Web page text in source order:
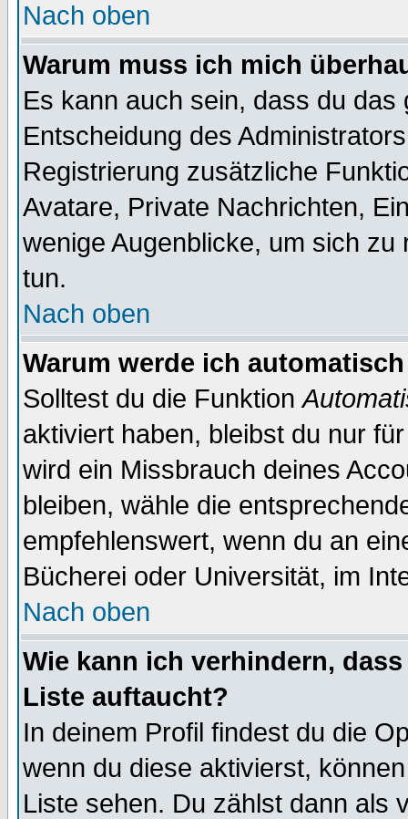
Nach oben
Warum muss ich mich
Es kann auch sein, dass du
Entscheidung des
Registrierung zusätzliche
Avatare, Private Nachrichten,
wenige Augenblicke, um sich
tun.
Nach oben
Warum werde ich
Solltest du die Funktion
aktiviert haben, bleibst du nur
wird ein Missbrauch deines
bleiben, wähle die
empfehlenswert, wenn du an
Bücherei oder Universität, im
Nach oben
Wie kann ich verhindern,
Liste auftaucht?
In deinem Profil findest du die
wenn du diese aktivierst,
Liste sehen. Du zählst dann als